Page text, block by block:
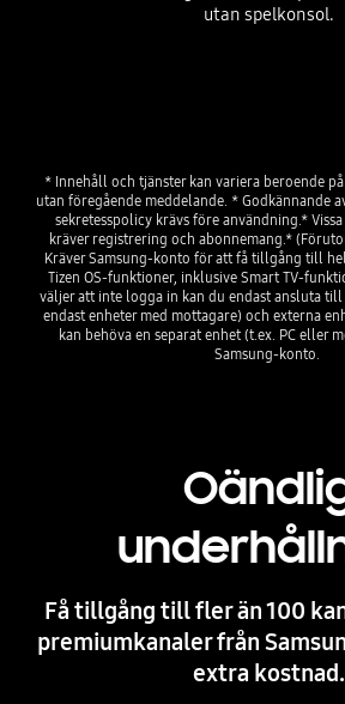
utan spelkonsol.
* Innehåll och tjänster kan variera beroende
utan föregående meddelande. * Godkännande
sekretesspolicy krävs före användning.*
kräver registrering och abonnemang.*
Kräver Samsung-konto för att få tillgång till
Tizen OS-funktioner, inklusive Smart TV-
väljer att inte logga in kan du endast ansluta
endast enheter med mottagare) och externa
kan behöva en separat enhet (t.ex. PC eller
Samsung-konto.
Få tillgång till fler än 100
premiumkanaler från
extra kostnad.